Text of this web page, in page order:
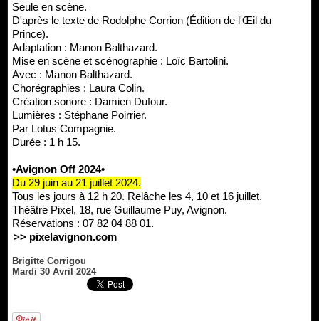
Seule en scène.
D'après le texte de Rodolphe Corrion (Édition de l'Œil du
Prince).
Adaptation : Manon Balthazard.
Mise en scène et scénographie : Loïc Bartolini.
Avec : Manon Balthazard.
Chorégraphies : Laura Colin.
Création sonore : Damien Dufour.
Lumières : Stéphane Poirrier.
Par Lotus Compagnie.
Durée : 1 h 15.
•Avignon Off 2024•
Du 29 juin au 21 juillet 2024.
Tous les jours à 12 h 20. Relâche les 4, 10 et 16 juillet.
Théâtre Pixel, 18, rue Guillaume Puy, Avignon.
Réservations : 07 82 04 88 01.
>> pixelavignon.com
Brigitte Corrigou
Mardi 30 Avril 2024